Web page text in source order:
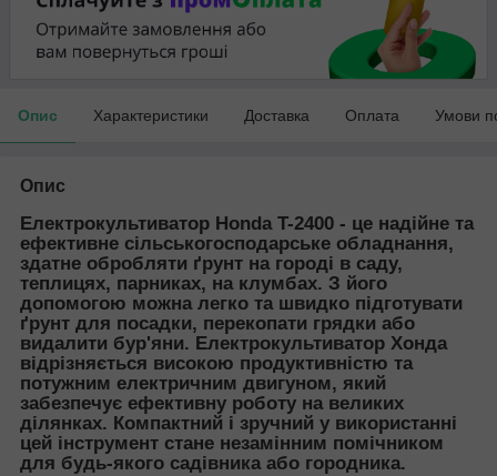
Опис Характеристики Доставка Оплата Умови
Опис
Електрокультиватор Honda T-2400 - це надійне та
ефективне сільськогосподарське обладнання,
здатне обробляти ґрунт на городі в саду,
теплицях, парниках, на клумбах. З його
допомогою можна легко та швидко підготувати
ґрунт для посадки, перекопати грядки або
видалити бур'яни. Електрокультиватор Хонда
відрізняється високою продуктивністю та
потужним електричним двигуном, який
забезпечує ефективну роботу на великих
ділянках. Компактний і зручний у використанні
цей інструмент стане незамінним помічником
для будь-якого садівника або городника.